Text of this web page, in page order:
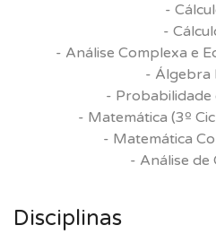
-
-
- Análise Complexa e
- Álgebra
- Probabilidade
- Matemática (3º
- Matemática
- Análise de
Disciplinas